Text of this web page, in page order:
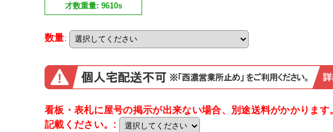
才数重量: 9610s
数量:
看板・表札に屋号の掲示が出来ない場合、別途送料がかかりま
記載ください。 :